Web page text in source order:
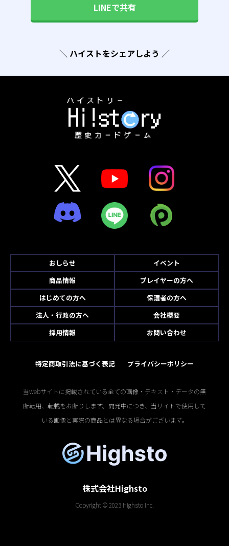
LINEで共有
＼ ハイストをシェアしよう ／
おしらせ
イベント
商品情報
プレイヤーの方へ
はじめての方へ
保護者の方へ
法人・行政の方へ
会社概要
採用情報
お問い合わせ
特定商取引法に基づく表記 プライバシーポリシー
当webサイトに掲載されている全ての画像・テキスト・データの無
断転用、転載をお断りします。開発中につき、当サイトで使用して
いる画像と実際の商品とは異なる場合がございます。
株式会社Highsto
Copyright © 2023 Highsto Inc.